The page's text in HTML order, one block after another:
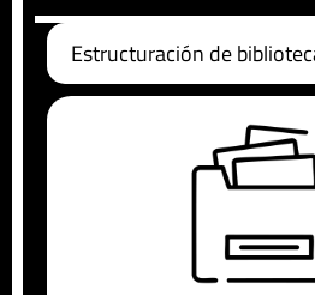
Estructuración de